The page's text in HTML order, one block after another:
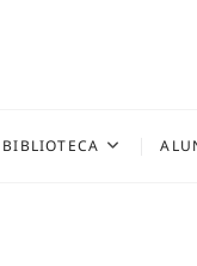
BIBLIOTECA